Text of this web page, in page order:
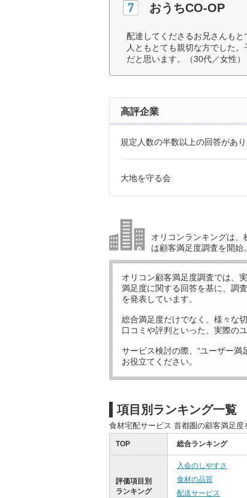
おうちCO-OP
配達してくださるお兄さんも
人ともとても親切な方でした
だと思います。（30代／女性）
高評企業
規定人数の半数以上の回答があ
大地を守る会
オリコンランキングは
は顧客満足度調査を開始。
オリコン顧客満足度調査では、
満足度に関する回答を基に、調
を発表しています。
総合満足度だけでなく、様々な
口コミや評判といった、実際の
サービス検討の際、“ユーザー満
お役立てください。
項目別ランキング一覧
食材宅配サービス 首都圏の顧客満足度
TOP 総合ランキング
評価項目別
ランキング
入会のしやすさ
食材の品質
配送サービス